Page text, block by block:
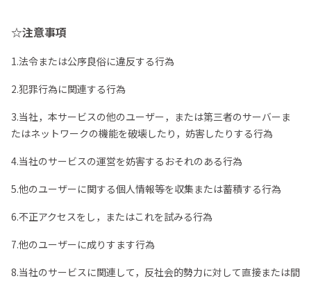
☆注意事項
1.法令または公序良俗に違反する行為
2.犯罪行為に関連する行為
3.当社，本サービスの他のユーザー，または第三者のサーバーま
たはネットワークの機能を破壊したり，妨害したりする行為
4.当社のサービスの運営を妨害するおそれのある行為
5.他のユーザーに関する個人情報等を収集または蓄積する行為
6.不正アクセスをし，またはこれを試みる行為
7.他のユーザーに成りすます行為
8.当社のサービスに関連して，反社会的勢力に対して直接または間